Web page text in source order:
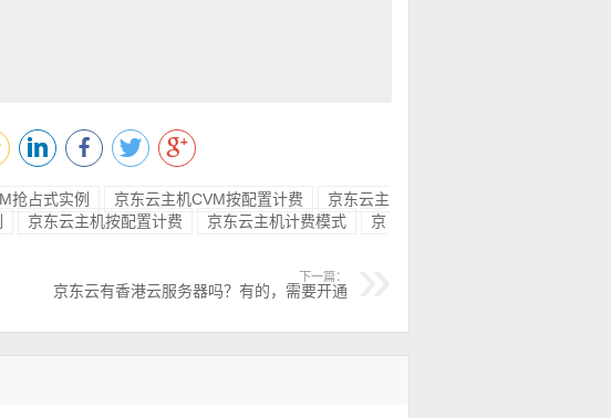
抢占式实例 京东云主机CVM按配置计费
京东云主
京东云主机按配置计费 京东云主机计费模式
京
下一篇：
京东云有香港云服务器吗？有的，需要开通